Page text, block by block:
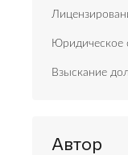
Юридическое
Взыскание
Автор